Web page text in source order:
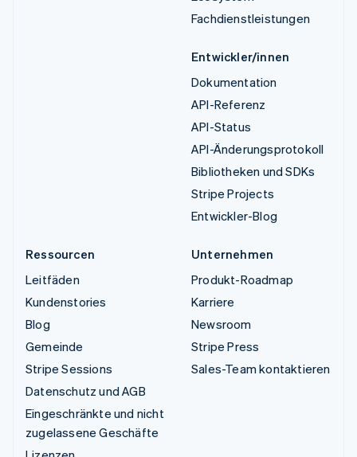
Fachdienstleistungen
Entwickler/innen
Dokumentation
API-Referenz
API-Status
API-Änderungsprotokoll
Bibliotheken und SDKs
Stripe Projects
Entwickler-Blog
Ressourcen
Leitfäden
Kundenstories
Blog
Gemeinde
Stripe Sessions
Datenschutz und AGB
Eingeschränkte und nicht
zugelassene Geschäfte
Unternehmen
Produkt-Roadmap
Karriere
Newsroom
Stripe Press
Sales-Team kontaktieren